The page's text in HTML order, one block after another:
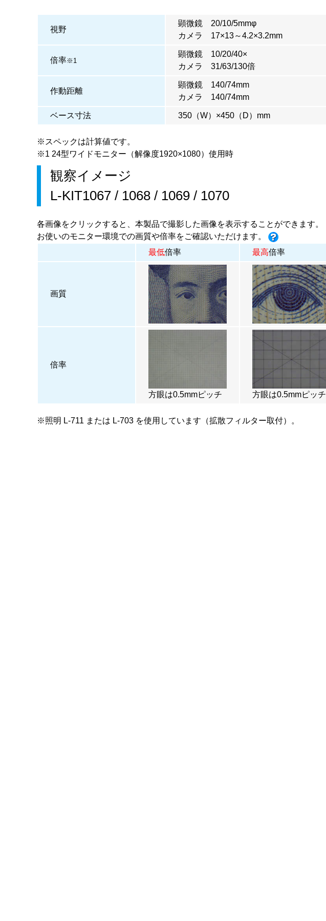
視野
顕微鏡 20/10/5mmφ
カメラ 17×13～4.2×3.2mm
倍率※1
顕微鏡 10/20/40×
カメラ 31/63/130倍
作動距離
顕微鏡 140/74mm
カメラ 140/74mm
ベース寸法 350（W）×450（D）mm
※スペックは計算値です。
※1 24型ワイドモニター（解像度1920×1080）使用時
観察イメージ
L-KIT1067 / 1068 / 1069 / 1070
各画像をクリックすると、本製品で撮影した画像を表示することができます。
お使いのモニター環境での画質や倍率をご確認いただけます。
最低倍率 最高倍率
画質
倍率
方眼は0.5mmピッチ 方眼は0.5mmピッチ
※照明 L-711 または L-703 を使用しています（拡散フィルター取付）。